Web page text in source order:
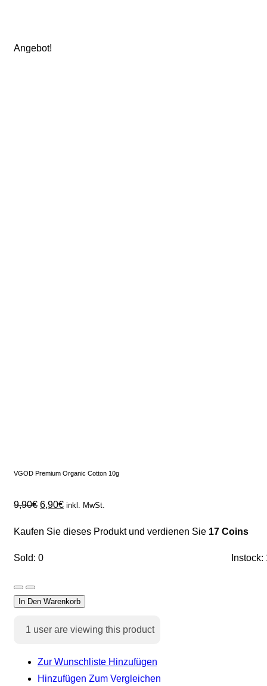
Angebot!
VGOD Premium Organic Cotton 10g
9,90€ 6,90€ inkl. MwSt.
Kaufen Sie dieses Produkt und verdienen Sie 17 Coins
Sold: 0 Instock:
In Den Warenkorb
1 user are viewing this product
Zur Wunschliste Hinzufügen
Hinzufügen Zum Vergleichen